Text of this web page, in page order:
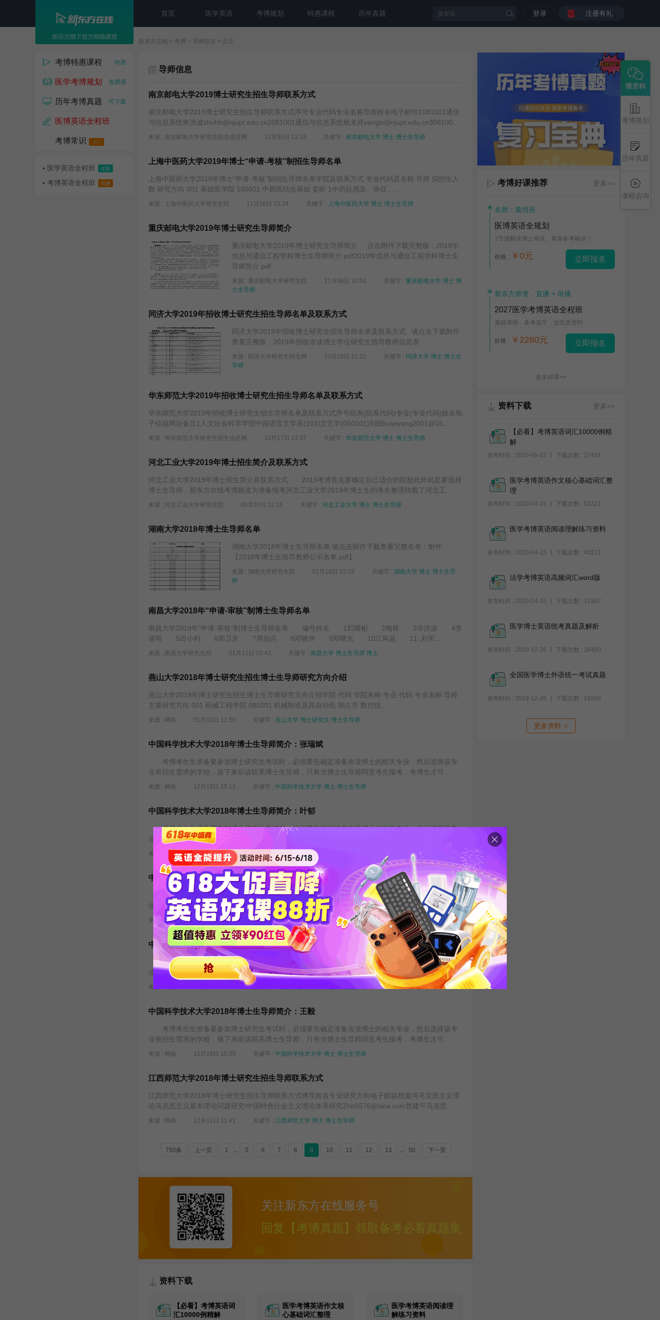
首页 医学英语 考博规划 特惠课程 历年真题 登录 注册有礼
新东方在线 > 考博 > 导师信息 > 正文
考博特惠课程 特惠
医学考博规划 免费课
历年考博真题 可下载
医博英语全程班
考博常识 入门
医学英语全程班 优惠
考博英语全程班 特惠
导师信息
南京邮电大学2019博士研究生招生导师联系方式
南京邮电大学2019博士研究生招生导师联系方式序号专业代码专业名称导师姓名电子邮件1081001通信
与信息系统朱洪波zhuhb@njupt.edu.cn2081001通信与信息系统杨龙祥yanglx@njupt.edu.cn308100...
来源 : 南京邮电大学研究生招生信息网 11月30日 12:18 关键字 : 南京邮电大学 博士 博士生导师
上海中医药大学2019年博士“申请-考核”制招生导师名单
上海中医药大学2019年博士“申请-考核”制招生导师名单学院及联系方式 专业代码及名称 导师 拟招生人
数 研究方向 001 基础医学院 100601 中西医结合基础 姜昕 1中药抗感染、炎症、...
来源 : 上海中医药大学研究生院 11月16日 15:24 关键字 : 上海中医药大学 博士 博士生导师
重庆邮电大学2019年博士研究生导师简介
重庆邮电大学2019年博士研究生导师简介 点击附件下载完整版：2019年
信息与通信工程学科博士生导师简介.pdf2019年信息与通信工程学科博士生
导师简介.pdf
来源 : 重庆邮电大学研究生院 11月08日 10:51 关键字 : 重庆邮电大学 博士 博
士生导师
同济大学2019年招收博士研究生招生导师名单及联系方式
同济大学2019年招收博士研究生招生导师名单及联系方式 请点击下载附件
查看完整版：2019年招收攻读博士学位研究生指导教师信息表
来源 : 同济大学研究生招生网 10月18日 15:22 关键字 : 同济大学 博士 博士生
导师
华东师范大学2019年招收博士研究生招生导师名单及联系方式
华东师范大学2019年招收博士研究生招生导师名单及联系方式序号院系(院系代码)专业(专业代码)姓名电
子信箱网址备注1人文社会科学学院中国语言文学系(101)文艺学(050101)刘阳liutaiyang2001@16...
来源 : 华东师范大学研究生招生信息网 10月17日 13:37 关键字 : 华东师范大学 博士 博士生导师
河北工业大学2019年博士招生简介及联系方式
河北工业大学2019年博士招生简介及联系方式 2019考博首先要确定自己适合的院校此外就是要选择
博士生导师，新东方在线考博频道为准备报考河北工业大学2019年博士生的考生整理转载了河北工...
来源 : 河北工业大学研究生院 09月20日 12:15 关键字 : 河北工业大学 博士 博士生导师
湖南大学2018年博士生导师名单
湖南大学2018年博士生导师名单 请点击附件下载查看完整名单：附件
【2018年博士生指导教师公示名单.pdf】
来源 : 湖南大学研究生院 01月18日 15:33 关键字 : 湖南大学 博士 博士生导
师
南昌大学2018年“申请-审核”制博士生导师名单
南昌大学2018年“申请-审核”制博士生导师名单 编号姓名 1刘耀彬 2梅林 3辛洪波 4李
葆明 5田小利 6闵卫东 7周创兵 8邓晓华 9邓曙光 10江风益 11 ,刘军...
来源 : 南昌大学研究生院 01月12日 10:43 关键字 : 南昌大学 博士生导师 博士
燕山大学2018年博士研究生招生博士生导师研究方向介绍
燕山大学2018年博士研究生招生博士生导师研究方向介绍学院 代码 学院名称 专业 代码 专业名称 导师
主要研究方向 001 机械工程学院 080201 机械制造及其自动化 胡占齐 数控技...
来源 : 网络 01月03日 11:50 关键字 : 燕山大学 博士研究生 博士生导师
中国科学技术大学2018年博士生导师简介：张瑞斌
考博考生生准备要参加博士研究生考试时，必须要先确定准备攻读博士的相关专业，然后选择该专
业有招生需求的学校，接下来应该联系博士生导师，只有当博士生导师同意考生报考，考博生才可...
来源 : 网络 12月19日 15:13 关键字 : 中国科学技术大学 博士 博士生导师
中国科学技术大学2018年博士生导师简介：叶郁
考博考生生准备要参加博士研究生考试时，必须要先确定准备攻读博士的相关专业，然后选择该专
业有招生需求的学校，接下来应该联系博士生导师，只有当博士生导师同意考生报考，考博生才可...
来源 : 网络 12月19日 15:11 关键字 : 中国科学技术大学
中国科学技术大学2018年博士生导师简介：叶向东
考博考生生准备要参加博士研究生考试时，必须要先确定准备攻读博士的相关专业，然后选择该专
业有招生需求的学校，接下来应该联系博士生导师，只有当博士生导师同意考生报考，考博生才可...
来源 : 网络 12月19日 15:10 关键字 : 中国科学技术大学 博士 博士生导师
中国科学技术大学2018年博士生导师简介：王作勤
考博考生生准备要参加博士研究生考试时，必须要先确定准备攻读博士的相关专业，然后选择该专
业有招生需求的学校，接下来应该联系博士生导师，只有当博士生导师同意考生报考，考博生才可...
来源 : 网络
中国科学技术大学2018年博士生导师简介：王毅
考博考生生准备要参加博士研究生考试时，必须要先确定准备攻读博士的相关专业，然后选择该专
业有招生需求的学校，接下来应该联系博士生导师，只有当博士生导师同意考生报考，考博生才可...
来源 : 网络 12月19日 15:05 关键字 : 中国科学技术大学 博士 博士生导师
江西师范大学2018年博士研究生招生导师联系方式
江西师范大学2018年博士研究生招生导师联系方式博导姓名专业研究方向电子邮箱祝黄河马克思主义理
论马克思主义基本理论问题研究\中国特色社会主义理论体系研究Zhh5576@sina.com曾建平马克思...
来源 : 网络 12月12日 11:41 关键字 : 江西师范大学 博士 博士生导师
750条 上一页 1 5 6 7 8 9 10 11 12 13 50 下一页
关注新东方在线服务号
回复【考博真题】领取备考必看真题集
资料下载
【必看】考博英语词
汇10000例精解
医学考博英语作文核
心基础词汇整理
医学考博英语阅读理
解练习资料
考博规划
历年真题
课程咨询
考博好课推荐 更多>>
名师：黄培辰
医博英语全规划
1节课解读博士考试，掌握备考秘诀！
价格 : ￥0元 立即报名
新东方师资，直播 + 录播
2027医学考博英语全程班
基础薄弱，备考迷茫，送纸质资料
价格 : ￥2280元 立即报名
更多好课>>
资料下载 更多>>
【必看】考博英语词汇10000例精
解
发布时间 : 2020-09-02 下载次数 : 27431
医学考博英语作文核心基础词汇整
理
发布时间 : 2020-04-15 下载次数 : 53321
医学考博英语阅读理解练习资料
发布时间 : 2020-04-15 下载次数 : 43211
法学考博英语高频词汇word版
发布时间 : 2020-04-15 下载次数 : 12587
医学博士英语统考真题及解析
发布时间 : 2019-12-26 下载次数 : 28480
全国医学博士外语统一考试真题
发布时间 : 2019-12-26 下载次数 : 19346
更多资料